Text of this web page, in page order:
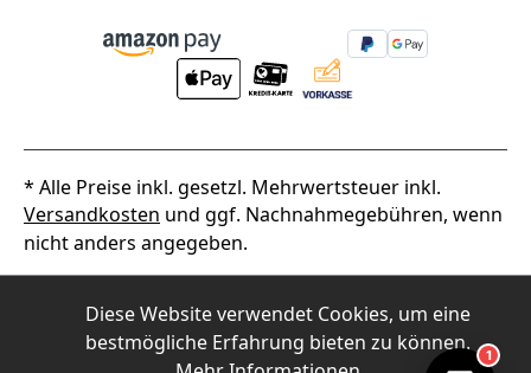
* Alle Preise inkl. gesetzl. Mehrwertsteuer inkl.
Versandkosten und ggf. Nachnahmegebühren, wenn
nicht anders angegeben.
2026Alpha Thermotec
Diese Website verwendet Cookies, um eine
bestmögliche Erfahrung bieten zu können.
1